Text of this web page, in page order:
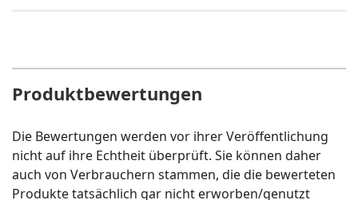
Produktbewertungen
Die Bewertungen werden vor ihrer Veröffentlichung
nicht auf ihre Echtheit überprüft. Sie können daher
auch von Verbrauchern stammen, die die bewerteten
Produkte tatsächlich gar nicht erworben/genutzt